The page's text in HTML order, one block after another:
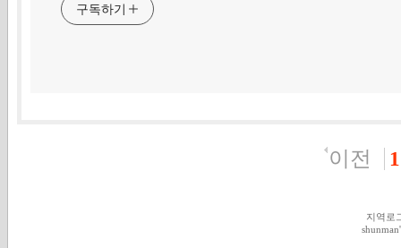
구독하기
이전 1
지역로
shunman